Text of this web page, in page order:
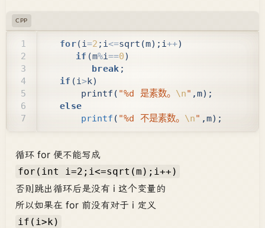
CPP
4
for(i=2 ; i<=sqrt (m); i++)
if (m%i==0)
break ;
if (i>k)
printf ( "%d 是素数。 \n" ,m);
else
printf ( "%d 不是素数。 \n" ,m);
循环 for 便不能写成
for(int i=2;i<=sqrt(m);i++)
否则跳出循环后是没有 i 这个变量的
所以如果在 for 前没有对于 i 定义
if(i>k)